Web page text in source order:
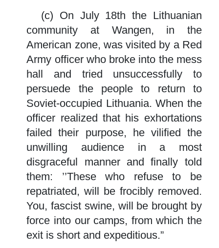
(c) On July 18th the Lithuanian
community at Wangen, in the
American zone, was visited by a Red
Army officer who broke into the mess
hall and tried unsuccessfully to
persuede the people to return to
Soviet-occupied Lithuania. When the
officer realized that his exhortations
failed their purpose, he vilified the
unwilling audience in a most
disgraceful manner and finally told
them: ’’These who refuse to be
repatriated, will be frocibly removed.
You, fascist swine, will be brought by
force into our camps, from which the
exit is short and expeditious.”